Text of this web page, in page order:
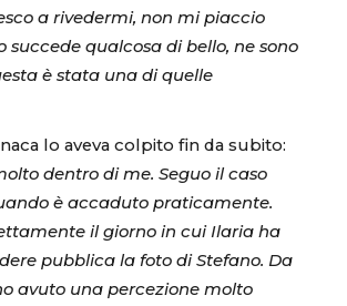
a rivedermi, non mi piaccio
succede qualcosa di bello, ne sono
è stata una di quelle
lo aveva colpito fin da subito:
dentro di me. Seguo il caso
è accaduto praticamente.
il giorno in cui Ilaria ha
pubblica la foto di Stefano. Da
avuto una percezione molto